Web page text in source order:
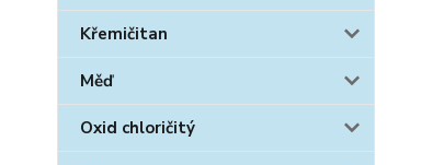
Křemičitan
Měď
Oxid chloričitý